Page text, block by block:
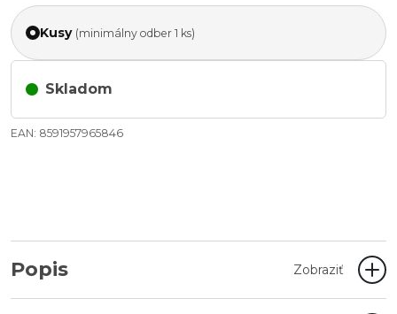
Kusy (minimálny odber 1 ks)
Skladom
EAN: 8591957965846
Popis Zobraziť